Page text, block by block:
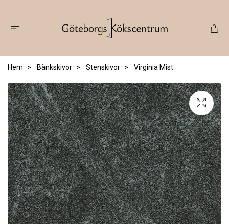
Hem Bänkskivor Stenskivor Virginia Mist